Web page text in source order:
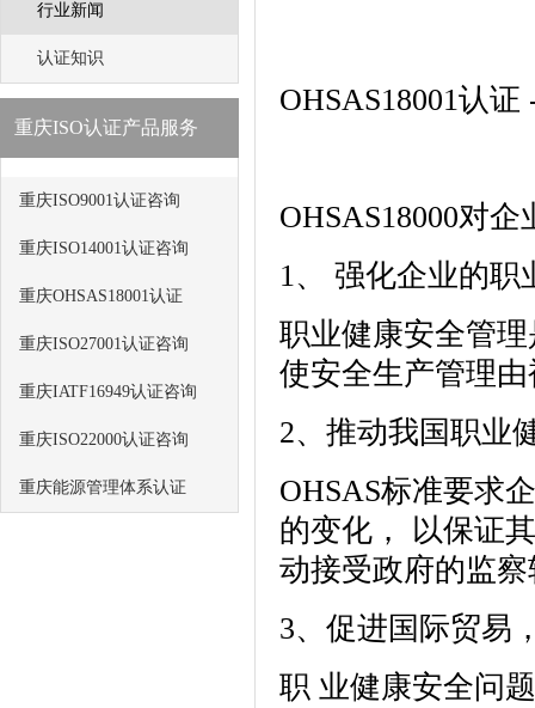
行业新闻
认证知识
重庆ISO认证产品服务
重庆ISO9001认证咨询
重庆ISO14001认证咨询
重庆OHSAS18001认证
重庆ISO27001认证咨询
重庆IATF16949认证咨询
重庆ISO22000认证咨询
重庆能源管理体系认证
OHSAS18001认
OHSAS18000对企
1、 强化企业的
职业健康安全管
使安全生产管理
2、推动我国职业
OHSAS标准要求
的变化， 以保证
动接受政府的监
3、促进国际贸易
职 业健康安全问